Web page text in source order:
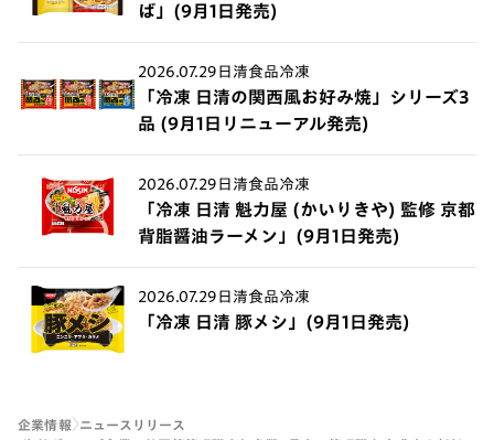
ば」(9月1日発売)
2026.07.29 日清食品冷凍
「冷凍 日清の関西風お好み焼」シリーズ3
品 (9月1日リニューアル発売)
2026.07.29 日清食品冷凍
「冷凍 日清 魁力屋 (かいりきや) 監修 京都
背脂醤油ラーメン」(9月1日発売)
2026.07.29 日清食品冷凍
「冷凍 日清 豚メシ」(9月1日発売)
企業情報
ニュースリリース